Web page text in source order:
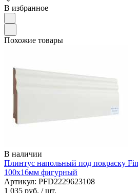
В избранное
Похожие товары
В наличии
Плинтус напольный под покраску
100х16мм фигурный
Артикул: PFD2229623108
1 035 руб. / шт.